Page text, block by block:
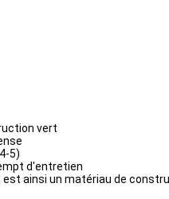
vert
5)
d'entretien
ainsi un matériau de